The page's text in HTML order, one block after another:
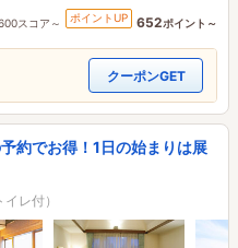
スコア～ ポイントUP 652ポイント～
クーポンGET
約でお得！1日の始まりは展
レ付）